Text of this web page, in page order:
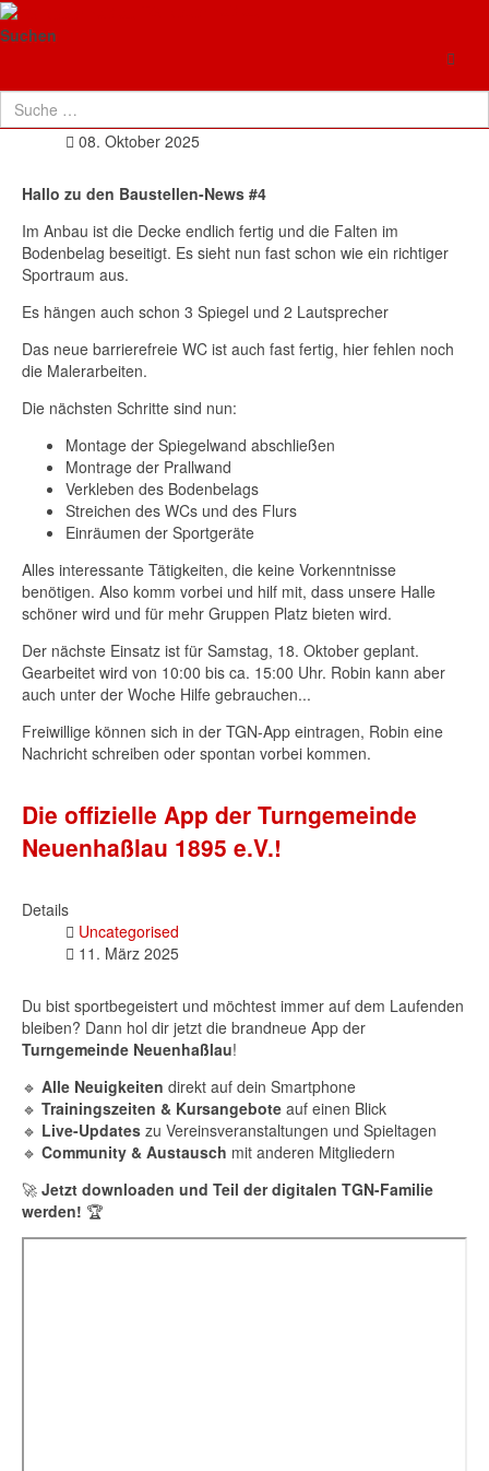
Suchen
Baustellen-News #4 und Hilfeaufruf
Details
08. Oktober 2025
Hallo zu den Baustellen-News #4
Im Anbau ist die Decke endlich fertig und die Falten im
Bodenbelag beseitigt. Es sieht nun fast schon wie ein richtiger
Sportraum aus.
Es hängen auch schon 3 Spiegel und 2 Lautsprecher
Das neue barrierefreie WC ist auch fast fertig, hier fehlen noch
die Malerarbeiten.
Die nächsten Schritte sind nun:
Montage der Spiegelwand abschließen
Montrage der Prallwand
Verkleben des Bodenbelags
Streichen des WCs und des Flurs
Einräumen der Sportgeräte
Alles interessante Tätigkeiten, die keine Vorkenntnisse
benötigen. Also komm vorbei und hilf mit, dass unsere Halle
schöner wird und für mehr Gruppen Platz bieten wird.
Der nächste Einsatz ist für Samstag, 18. Oktober geplant.
Gearbeitet wird von 10:00 bis ca. 15:00 Uhr. Robin kann aber
auch unter der Woche Hilfe gebrauchen...
Freiwillige können sich in der TGN-App eintragen, Robin eine
Nachricht schreiben oder spontan vorbei kommen.
Die offizielle App der Turngemeinde
Neuenhaßlau 1895 e.V.!
Details
Uncategorised
11. März 2025
Du bist sportbegeistert und möchtest immer auf dem Laufenden
bleiben? Dann hol dir jetzt die brandneue App der
Turngemeinde Neuenhaßlau!
🔹 Alle Neuigkeiten direkt auf dein Smartphone
🔹 Trainingszeiten & Kursangebote auf einen Blick
🔹 Live-Updates zu Vereinsveranstaltungen und Spieltagen
🔹 Community & Austausch mit anderen Mitgliedern
🚀 Jetzt downloaden und Teil der digitalen TGN-Familie
werden! 🏆